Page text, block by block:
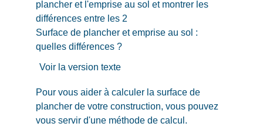
Surface de plancher et emprise au sol :
quelles différences ?
Voir la version texte
Pour vous aider à calculer la surface de
plancher de votre construction, vous pouvez
vous servir d'une méthode de calcul.